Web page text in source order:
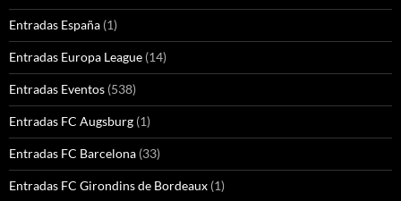
Entradas España (1)
Entradas Europa League (14)
Entradas Eventos (538)
Entradas FC Augsburg (1)
Entradas FC Barcelona (33)
Entradas FC Girondins de Bordeaux (1)